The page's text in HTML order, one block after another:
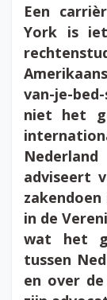
Een
York is
van-je-
niet het
adviseert
in de
wat het
tussen
en over